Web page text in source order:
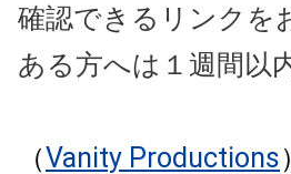
確認できるリンクを
ある方へは１週間以
（Vanity Productions）